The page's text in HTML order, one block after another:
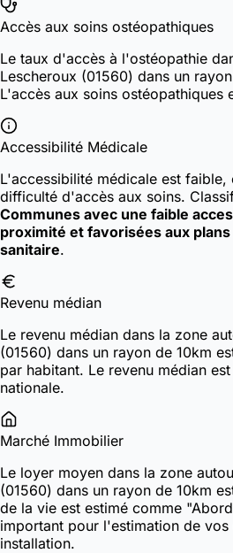
Accès aux soins ostéopathiques
Le taux d'accès à l'ostéopathie
Lescheroux (01560) dans un
L'accès aux soins ostéopathiques
Accessibilité Médicale
L'accessibilité médicale est faible,
difficulté d'accès aux soins.
Communes avec une faible
proximité et favorisées aux
sanitaire.
Revenu médian
Le revenu médian dans la zone
(01560) dans un rayon de 10km
par habitant. Le revenu médian
nationale.
Marché Immobilier
Le loyer moyen dans la zone
(01560) dans un rayon de 10km
de la vie est estimé comme
important pour l'estimation de
installation.